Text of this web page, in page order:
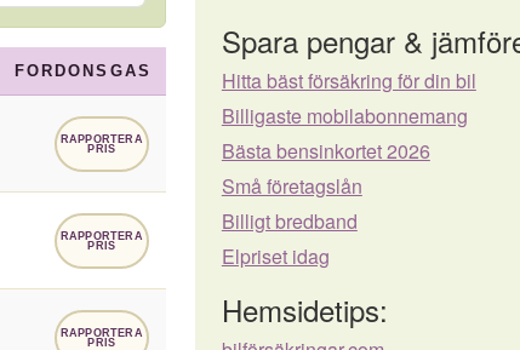
FORDONSGAS
RAPPORTERA
PRIS
RAPPORTERA
PRIS
RAPPORTERA
PRIS
Spara pengar &
Hitta bäst försäkring för din bil
Billigaste mobilabonnemang
Bästa bensinkortet 2026
Små företagslån
Billigt bredband
Elpriset idag
Hemsidetips: